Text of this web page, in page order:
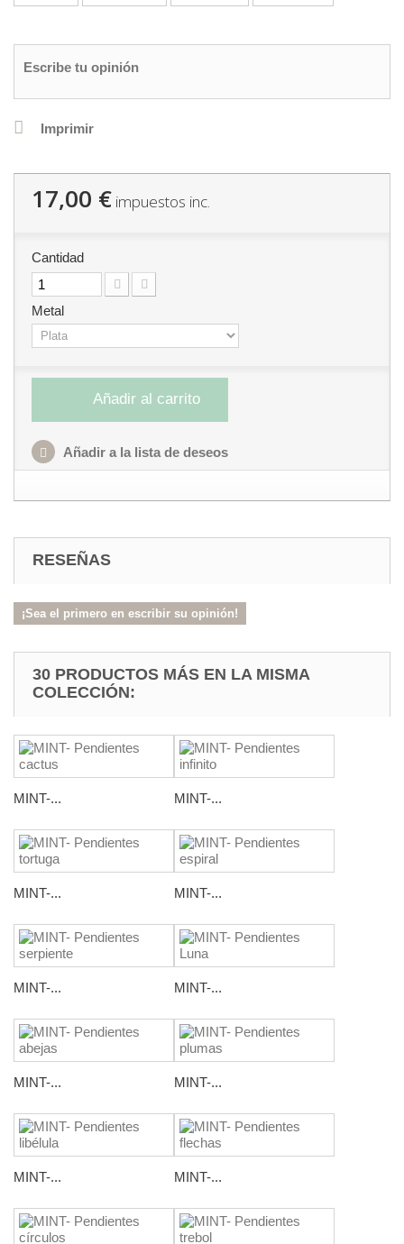
Escribe tu opinión
Imprimir
17,00 € impuestos inc.
Cantidad
Metal
Añadir al carrito
Añadir a la lista de deseos
RESEÑAS
¡Sea el primero en escribir su opinión!
30 PRODUCTOS MÁS EN LA MISMA
COLECCIÓN:
MINT-... MINT-...
MINT-... MINT-...
MINT-... MINT-...
MINT-... MINT-...
MINT-... MINT-...